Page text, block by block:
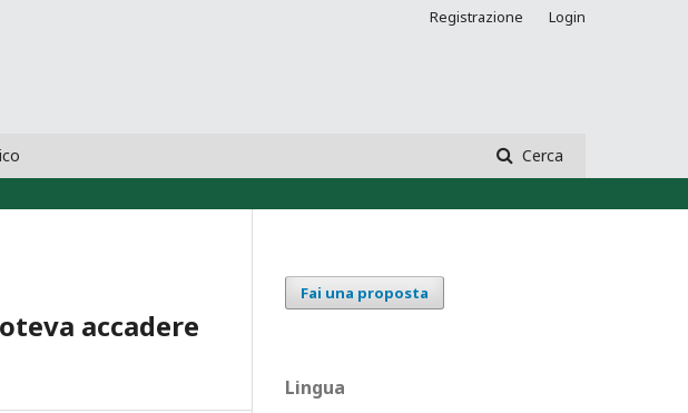
Cerca
Registrazione Login
accadere
Fai una proposta
Lingua